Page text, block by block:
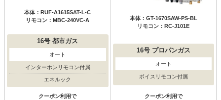
本体：RUF-A1615SAT-L-C
リモコン：MBC-240VC-A
16号 都市ガス
オート
インターホンリモコン付属
エネルック
クーポン利用で
本体：GT-1670SAW-PS-BL
リモコン：RC-J101E
16号プロパンガス
オート
ボイスリモコン付属
クーポン利用で